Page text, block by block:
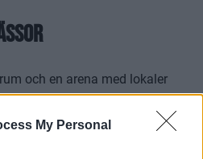
My Personal
och en arena med lokaler
och känslor hittar ni i SCA
till E4 och en restaurang i
kan erbjuda en bra och